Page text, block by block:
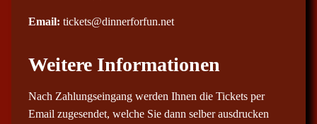
Email: tickets@dinnerforfun.net
Weitere Informationen
Nach Zahlungseingang werden Ihnen die Tickets per
Email zugesendet, welche Sie dann selber ausdrucken